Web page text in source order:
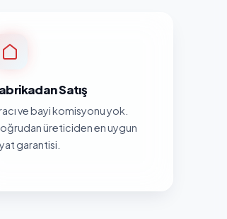
Satış
ve bayi komisyonu yok.
üreticiden en uygun
garantisi.